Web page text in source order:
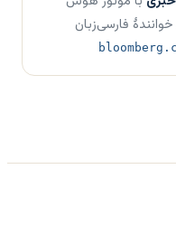
فارسی‌زبان